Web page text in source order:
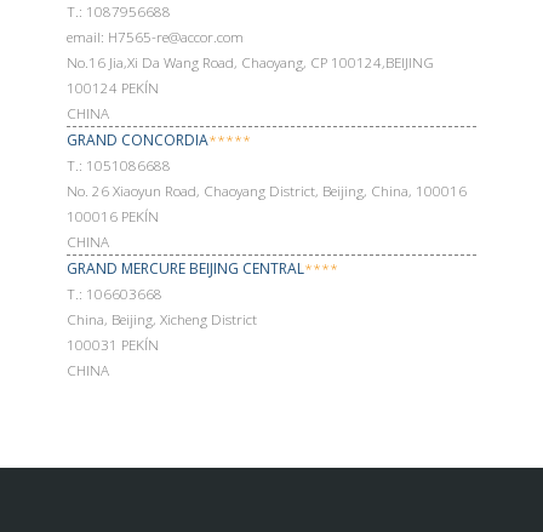
Т.: 1087956688
email: H7565-re@accor.com
No.16 Jia,Xi Da Wang Road, Chaoyang, CP 100124,BEIJING
100124 PEKÍN
CHINA
GRAND CONCORDIA*****
Т.: 1051086688
No. 26 Xiaoyun Road, Chaoyang District, Beijing, China, 100016
100016 PEKÍN
CHINA
GRAND MERCURE BEIJING CENTRAL****
Т.: 106603668
China, Beijing, Xicheng District
100031 PEKÍN
CHINA